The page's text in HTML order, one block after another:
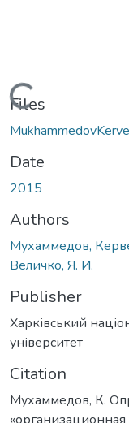
Loading...
Files
Date
2015
Authors
Мухаммедов,
Величко, Я. И.
Publisher
Харківський
університет
Citation
Мухаммедов, К.